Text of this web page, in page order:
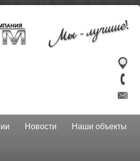
Новости
Наши объекты